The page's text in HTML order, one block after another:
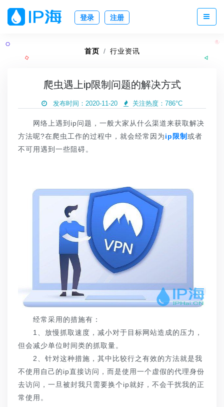
登录 注册
首页 行业资讯
爬虫遇上ip限制问题的解决方式
发布时间：2020-11-20 关注热度： 786°C
网络上遇到ip问题，一般大家从什么渠道来获取解决
方法呢?在爬虫工作的过程中，就会经常因为ip限制 或者
不可用遇到一些阻碍。
经常采用的措施有：
1、放慢抓取速度，减小对于目标网站造成的压力，
但会减少单位时间类的抓取量。
2、针对这种措施，其中比较行之有效的方法就是我
不使用自己的ip直接访问，而是使用一个虚假的代理身份
去访问，一旦被封我只需要换个ip就好，不会干扰我的正
常使用。